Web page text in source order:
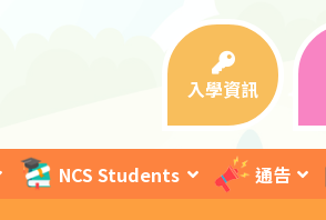
入學資訊
NCS Students 通告